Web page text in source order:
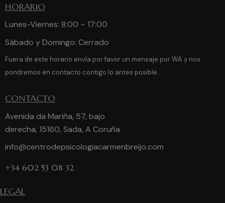
HORARIO
Lunes-Viernes: 8:00 – 17:00
Sábado y Domingo: Cerrado
Fuera de este horario envía por favor un mensaje por WA y nos
pondremos en contacto contigo lo antes posible.
CONTACTO
Avenida da Mariña, 57, bajo
derecha, 15160, Sada, A Coruña
info@centrodepsicologiacarmenbreijo.com
+34 602 53 08 32
LEGAL